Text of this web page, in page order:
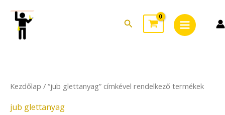
content
Search
Menu
Kezdőlap / “jub glettanyag” címkével rendelkező termékek
jub glettanyag